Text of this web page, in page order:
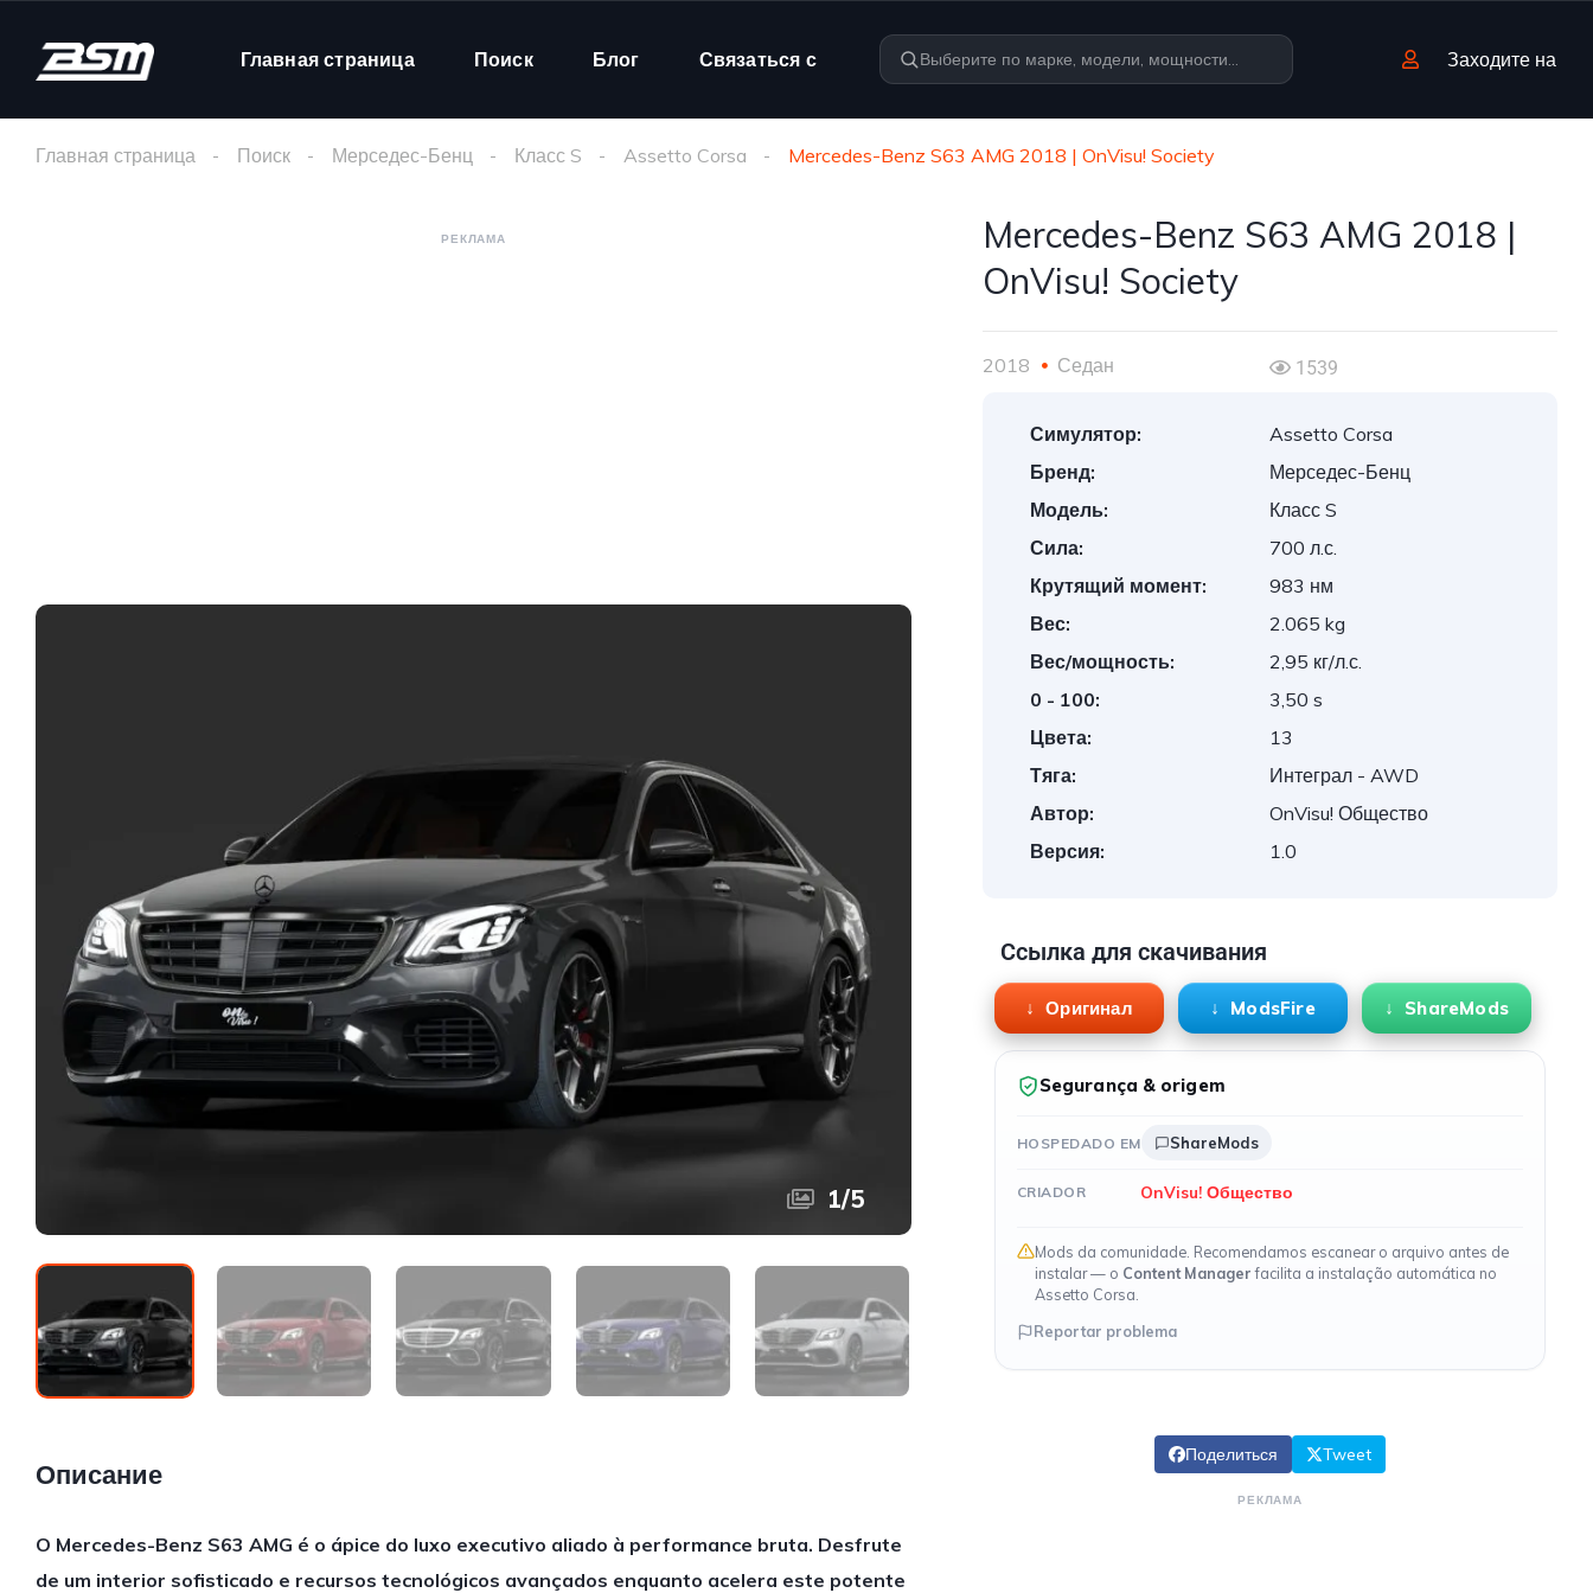
Главная страница Поиск Блог Связаться с Заходите на
Главная страница Поиск Мерседес-Бенц Класс S Assetto Corsa Mercedes-Benz S63 AMG 2018 | OnVisu! Society
РЕКЛАМА
1/5
Описание
O Mercedes-Benz S63 AMG é o ápice do luxo executivo aliado à performance bruta. Desfrute
de um interior sofisticado e recursos tecnológicos avançados enquanto acelera este potente
Mercedes-Benz S63 AMG 2018 |
OnVisu! Society
2018 Седан 1539
Симулятор:
Assetto Corsa
Бренд:
Мерседес-Бенц
Модель:
Класс S
Сила:
700 л.с.
Крутящий момент:
983 нм
Вес:
2.065 kg
Вес/мощность:
2,95 кг/л.с.
0 - 100:
3,50 s
Цвета:
13
Тяга:
Интеграл - AWD
Автор:
OnVisu! Общество
Версия:
1.0
Ссылка для скачивания
Оригинал ModsFire ShareMods
Segurança & origem
HOSPEDADO EM ShareMods
CRIADOR OnVisu! Общество
Mods da comunidade. Recomendamos escanear o arquivo antes de
instalar — o Content Managerfacilita a instalação automática no
Assetto Corsa.
Reportar problema
Поделиться Tweet
РЕКЛАМА